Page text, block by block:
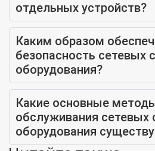
отдельных устройств?
Каким образом
безопасность сетевых
оборудования?
Какие основные
обслуживания сетевых
оборудования